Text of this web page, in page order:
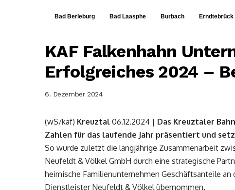
Bad Berleburg Bad Laasphe Burbach Erndtebrück
KAF Falkenhahn
Erfolgreiches 2024 –
6. Dezember 2024
(wS/kaf) Kreuztal 06.12.2024 | Das Kreuztaler
Zahlen für das laufende Jahr präsentiert und
So wurde zuletzt die langjährige Zusammenarbeit
Neufeldt & Völkel GmbH durch eine strategische
heimische Familienunternehmen Geschäftsanteile
Dienstleister Neufeldt & Völkel übernommen.